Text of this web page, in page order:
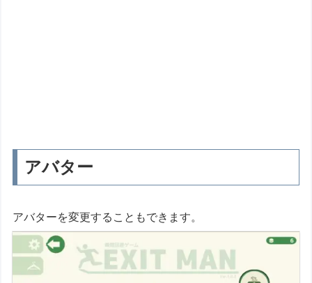
アバター
アバターを変更することもできます。